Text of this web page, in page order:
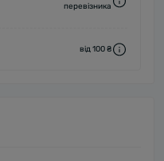
перевізника
від 100 ₴